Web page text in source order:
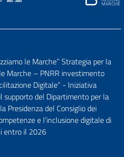
le Marche” Strategia per la
Marche – PNRR investimento
Digitale” - Iniziativa
supporto del Dipartimento per la
Presidenza del Consiglio dei
e l’inclusione digitale di
entro il 2026